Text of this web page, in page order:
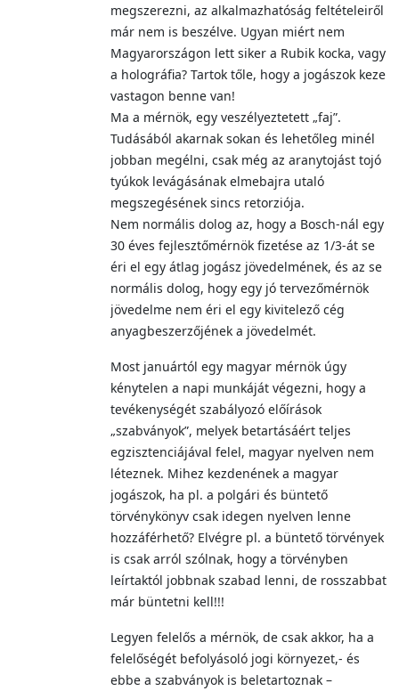
megszerezni, az alkalmazhatóság feltételeiről
már nem is beszélve. Ugyan miért nem
Magyarországon lett siker a Rubik kocka, vagy
a holográfia? Tartok tőle, hogy a jogászok keze
vastagon benne van!
Ma a mérnök, egy veszélyeztetett „faj”.
Tudásából akarnak sokan és lehetőleg minél
jobban megélni, csak még az aranytojást tojó
tyúkok levágásának elmebajra utaló
megszegésének sincs retorziója.
Nem normális dolog az, hogy a Bosch-nál egy
30 éves fejlesztőmérnök fizetése az 1/3-át se
éri el egy átlag jogász jövedelmének, és az se
normális dolog, hogy egy jó tervezőmérnök
jövedelme nem éri el egy kivitelező cég
anyagbeszerzőjének a jövedelmét.
Most januártól egy magyar mérnök úgy
kénytelen a napi munkáját végezni, hogy a
tevékenységét szabályozó előírások
„szabványok”, melyek betartásáért teljes
egzisztenciájával felel, magyar nyelven nem
léteznek. Mihez kezdenének a magyar
jogászok, ha pl. a polgári és büntető
törvénykönyv csak idegen nyelven lenne
hozzáférhető? Elvégre pl. a büntető törvények
is csak arról szólnak, hogy a törvényben
leírtaktól jobbnak szabad lenni, de rosszabbat
már büntetni kell!!!
Legyen felelős a mérnök, de csak akkor, ha a
felelőségét befolyásoló jogi környezet,- és
ebbe a szabványok is beletartoznak –